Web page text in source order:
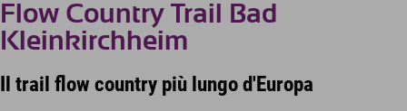
Flow Country Trail Bad
Kleinkirchheim
Il trail flow country più lungo d'Europa